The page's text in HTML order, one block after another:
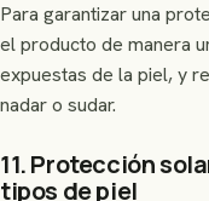
Para garantizar una
el producto de manera
expuestas de la piel, y
nadar o sudar.
11. Protección
tipos de piel